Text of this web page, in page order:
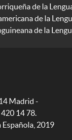
de la
de la
de la
Madrid -
14 78.
2019